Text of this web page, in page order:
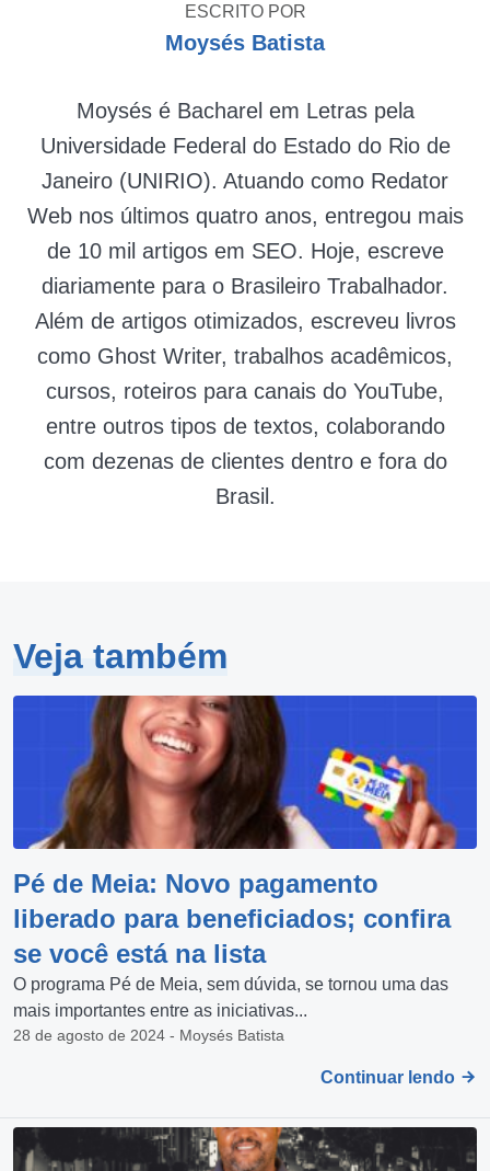
ESCRITO POR
Moysés Batista
Moysés é Bacharel em Letras pela
Universidade Federal do Estado do Rio de
Janeiro (UNIRIO). Atuando como Redator
Web nos últimos quatro anos, entregou mais
de 10 mil artigos em SEO. Hoje, escreve
diariamente para o Brasileiro Trabalhador.
Além de artigos otimizados, escreveu livros
como Ghost Writer, trabalhos acadêmicos,
cursos, roteiros para canais do YouTube,
entre outros tipos de textos, colaborando
com dezenas de clientes dentro e fora do
Brasil.
Veja também
Pé de Meia: Novo pagamento
liberado para beneficiados; confira
se você está na lista
O programa Pé de Meia, sem dúvida, se tornou uma das
mais importantes entre as iniciativas...
28 de agosto de 2024 - Moysés Batista
Continuar lendo